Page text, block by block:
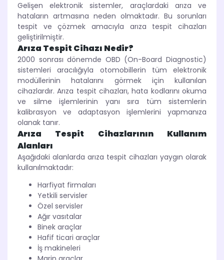
Gelişen elektronik sistemler, araçlardaki arıza ve
hataların artmasına neden olmaktadır. Bu sorunları
tespit ve çözmek amacıyla arıza tespit cihazları
geliştirilmiştir.
Arıza Tespit Cihazı Nedir?
2000 sonrası dönemde OBD (On-Board Diagnostic)
sistemleri aracılığıyla otomobillerin tüm elektronik
modüllerinin hatalarını görmek için kullanılan
cihazlardır. Arıza tespit cihazları, hata kodlarını okuma
ve silme işlemlerinin yanı sıra tüm sistemlerin
kalibrasyon ve adaptasyon işlemlerini yapmanıza
olanak tanır.
Arıza Tespit Cihazlarının Kullanım
Alanları
Aşağıdaki alanlarda arıza tespit cihazları yaygın olarak
kullanılmaktadır:
Harfiyat firmaları
Yetkili servisler
Özel servisler
Ağır vasıtalar
Binek araçlar
Hafif ticari araçlar
İş makineleri